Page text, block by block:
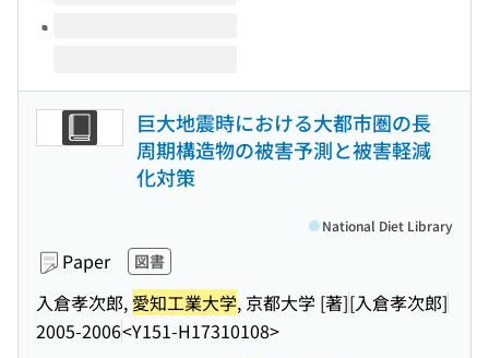
巨大地震時における大都市圏の長
周期構造物の被害予測と被害軽減
化対策
Paper 図書
入倉孝次郎, 愛知工業大学, 京都大学 [著][入倉孝次郎]
2005-2006<Y151-H17310108>
National Diet Library